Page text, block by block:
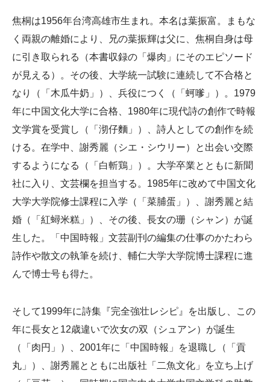
焦桐は1956年台湾高雄市生まれ。本名は葉振富。まもな
く両親の離婚により、兄の葉振輝は父に、焦桐自身は母
に引き取られる（本書収録の「爆肉」にそのエピソード
が見える）。その後、大学統一試験に連続して不合格と
なり（「木瓜牛奶」）、兵役につく（「蚵嗲」）。1979
年に中国文化大学に合格、1980年に現代詩の創作で時報
文学賞を受賞し（「沏仔麵」）、詩人としての創作を続
ける。在学中、謝秀麗（シエ・シウリー）と出会い交際
するようになる（「白斬鶏」）。大学卒業とともに新聞
社に入り、文芸欄を担当する。1985年に改めて中国文化
大学大学院修士課程に入学（「菜脯蛋」）、謝秀麗と結
婚（「紅蟳米糕」）、その後、長女の珊（シャン）が誕
生した。「中国時報」文芸副刊の編集の仕事のかたわら
詩作や散文の執筆を続け、輔仁大学大学院博士課程に進
んで博士号も得た。
そして1999年に詩集『完全強壮レシピ』を出版し、この
年に長女と12歳違いで次女の双（シュアン）が誕生
（「肉円」）、2001年に「中国時報」を退職し（「貢
丸」）、謝秀麗とともに出版社「二魚文化」を立ち上げ